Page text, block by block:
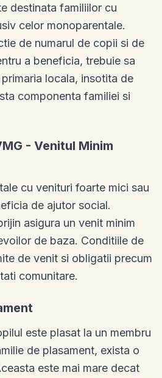
destinata familiilor cu
celor monoparentale.
de numarul de copii si de
a beneficia, trebuie sa
locala, insotita de
componenta familiei si
- Venitul Minim
cu venituri foarte mici sau
de ajutor social.
asigura un venit minim
de baza. Conditiile de
de venit si obligatii precum
comunitare.
este plasat la un membru
de plasament, exista o
este mai mare decat